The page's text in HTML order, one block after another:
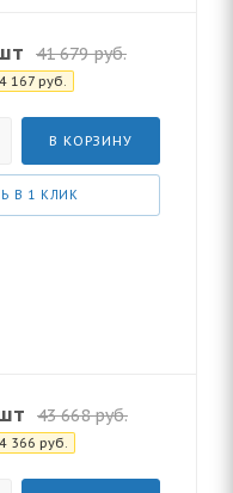
41 679руб.
4 167 руб.
В КОРЗИНУ
В 1 КЛИК
43 668руб.
4 366 руб.